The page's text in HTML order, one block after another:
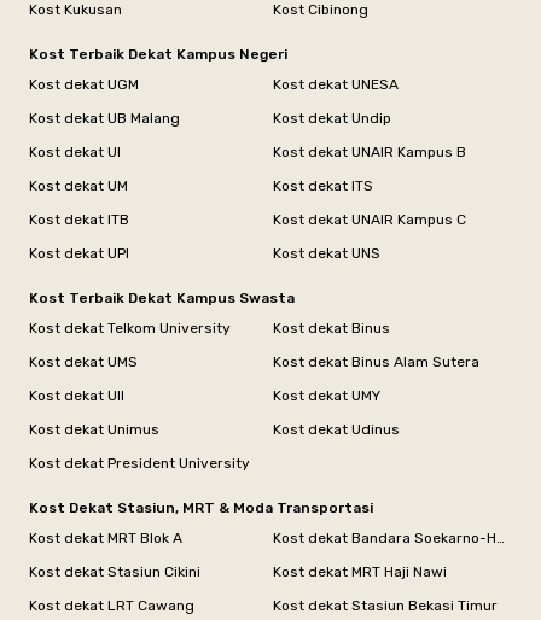
Kost Kukusan
Kost Cibinong
Kost Terbaik Dekat Kampus Negeri
Kost dekat UGM
Kost dekat UNESA
Kost dekat UB Malang
Kost dekat Undip
Kost dekat UI
Kost dekat UNAIR Kampus B
Kost dekat UM
Kost dekat ITS
Kost dekat ITB
Kost dekat UNAIR Kampus C
Kost dekat UPI
Kost dekat UNS
Kost Terbaik Dekat Kampus Swasta
Kost dekat Telkom University
Kost dekat Binus
Kost dekat UMS
Kost dekat Binus Alam Sutera
Kost dekat UII
Kost dekat UMY
Kost dekat Unimus
Kost dekat Udinus
Kost dekat President University
Kost Dekat Stasiun, MRT & Moda Transportasi
Kost dekat MRT Blok A
Kost dekat Bandara Soekarno-Hatta
Kost dekat Stasiun Cikini
Kost dekat MRT Haji Nawi
Kost dekat LRT Cawang
Kost dekat Stasiun Bekasi Timur